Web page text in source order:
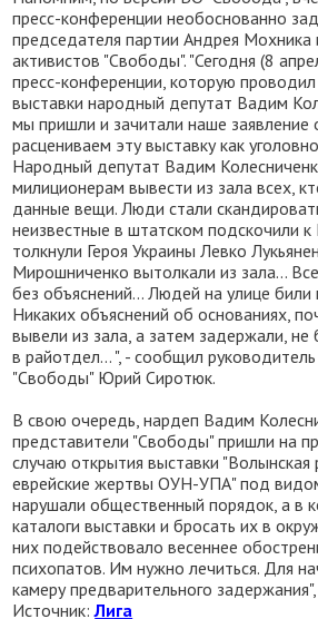
пресс-конференции необоснованно
председателя партии Андрея Мохника
активистов "Свободы". "Сегодня (8
пресс-конференции, которую
выставки народный депутат Вадим
мы пришли и зачитали наше заявление
расцениваем эту выставку как
Народный депутат Вадим
милиционерам вывести из зала всех,
данные вещи. Люди стали
неизвестные в штатском подскочили к
толкнули Героя Украины Левко
Мирошниченко вытолкали из зала...
без объяснений... Людей на улице били
Никаких объяснений об основаниях,
вывели из зала, а затем задержали,
в райотдел... ", - сообщил
"Свободы" Юрий Сиротюк.
В свою очередь, нардеп Вадим
представители "Свободы" пришли на
случаю открытия выставки "Волынская
еврейские жертвы ОУН-УПА" под
нарушали общественный порядок, а в
каталоги выставки и бросать их в
них подействовало весеннее
психопатов. Им нужно лечиться. Для
камеру предварительного задержания",
Источник:Лига